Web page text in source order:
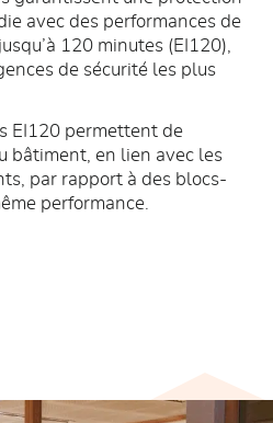
avec des performances de
120 minutes (EI120),
de sécurité les plus
EI120 permettent de
bâtiment, en lien avec les
par rapport à des blocs-
performance.